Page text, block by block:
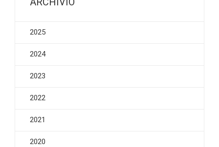
2025
2024
2023
2022
2021
2020